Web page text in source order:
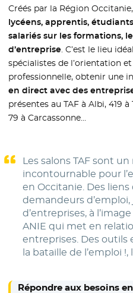
Créés par la Région Occitanie,
lycéens, apprentis,
salariés sur les formations,
d’entreprise. C’est le lieu
spécialistes de l’orientation
professionnelle, obtenir une
en direct avec des
présentes au TAF à Albi, 419
79 à Carcassonne…
Les salons TAF sont
incontournable pour
en Occitanie. Des
demandeurs
d’entreprises, à
ANIE qui met en
entreprises. Des outils
la bataille de l’emploi
Répondre aux besoins